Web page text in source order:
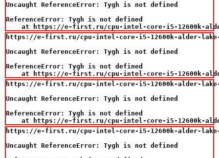
Uncaught ReferenceError: Tygh is not defined
ReferenceError: Tygh is not defined
at https://e-first.ru/cpu-intel-core-i5-12600k-
https://e-first.ru/cpu-intel-core-i5-12600k-alder-lake-
Uncaught ReferenceError: Tygh is not defined
ReferenceError: Tygh is not defined
at https://e-first.ru/cpu-intel-core-i5-12600k-
https://e-first.ru/cpu-intel-core-i5-12600k-alder-lake-
Uncaught ReferenceError: Tygh is not defined
ReferenceError: Tygh is not defined
at https://e-first.ru/cpu-intel-core-i5-12600k-
https://e-first.ru/cpu-intel-core-i5-12600k-alder-lake-
Uncaught ReferenceError: Tygh is not defined